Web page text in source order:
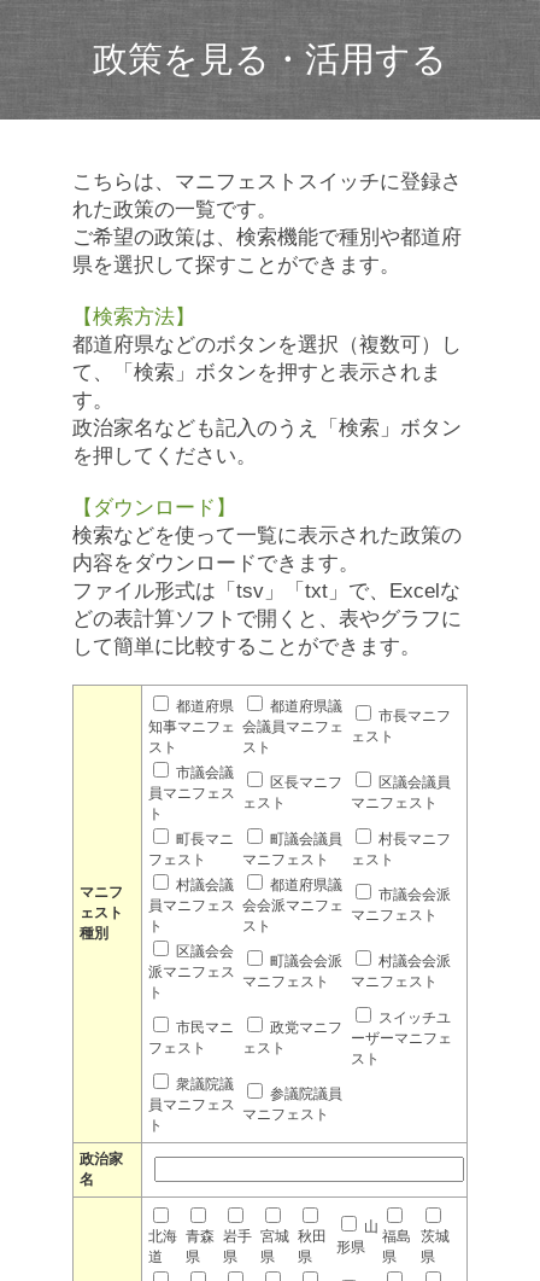
政策を見る・活用する
こちらは、マニフェストスイッチに登録さ
れた政策の一覧です。
ご希望の政策は、検索機能で種別や都道府
県を選択して探すことができます。
【検索方法】
都道府県などのボタンを選択（複数可）し
て、「検索」ボタンを押すと表示されま
す。
政治家名なども記入のうえ「検索」ボタン
を押してください。
【ダウンロード】
検索などを使って一覧に表示された政策の
内容をダウンロードできます。
ファイル形式は「tsv」「txt」で、Excelな
どの表計算ソフトで開くと、表やグラフに
して簡単に比較することができます。
マニフ
ェスト
種別
都道府県
知事マニフェ
スト
都道府県議
会議員マニフェ
スト
市長マニフ
ェスト
市議会議
員マニフェス
ト
区長マニフ
ェスト
区議会議員
マニフェスト
町長マニ
フェスト
町議会議員
マニフェスト
村長マニフ
ェスト
村議会議
員マニフェス
ト
都道府県議
会会派マニフェ
スト
市議会会派
マニフェスト
区議会会
派マニフェス
ト
町議会会派
マニフェスト
村議会会派
マニフェスト
市民マニ
フェスト
政党マニフ
ェスト
スイッチユ
ーザーマニフェ
スト
衆議院議
員マニフェス
ト
参議院議員
マニフェスト
政治家
名
北海
道
青森
県
岩手
県
宮城
県
秋田
県
山
形県
福島
県
茨城
県